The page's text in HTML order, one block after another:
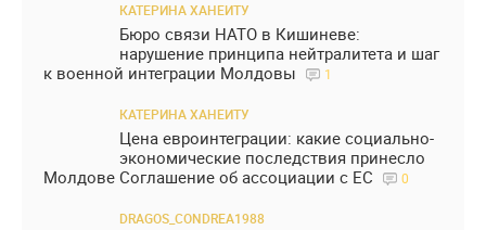
КАТЕРИНА ХАНЕИТУ
Бюро связи НАТО в Кишиневе:
нарушение принципа нейтралитета и шаг
к военной интеграции Молдовы
1
КАТЕРИНА ХАНЕИТУ
Цена евроинтеграции: какие социально-
экономические последствия принесло
Молдове Соглашение об ассоциации с ЕС
0
DRAGOS_CONDREA1988